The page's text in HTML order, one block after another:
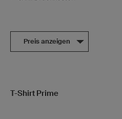
Preis anzeigen
T-Shirt Prime